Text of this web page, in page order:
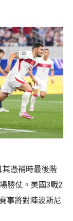
憑補時最後階
勝仗。美國3戰2
事將對陣波斯尼